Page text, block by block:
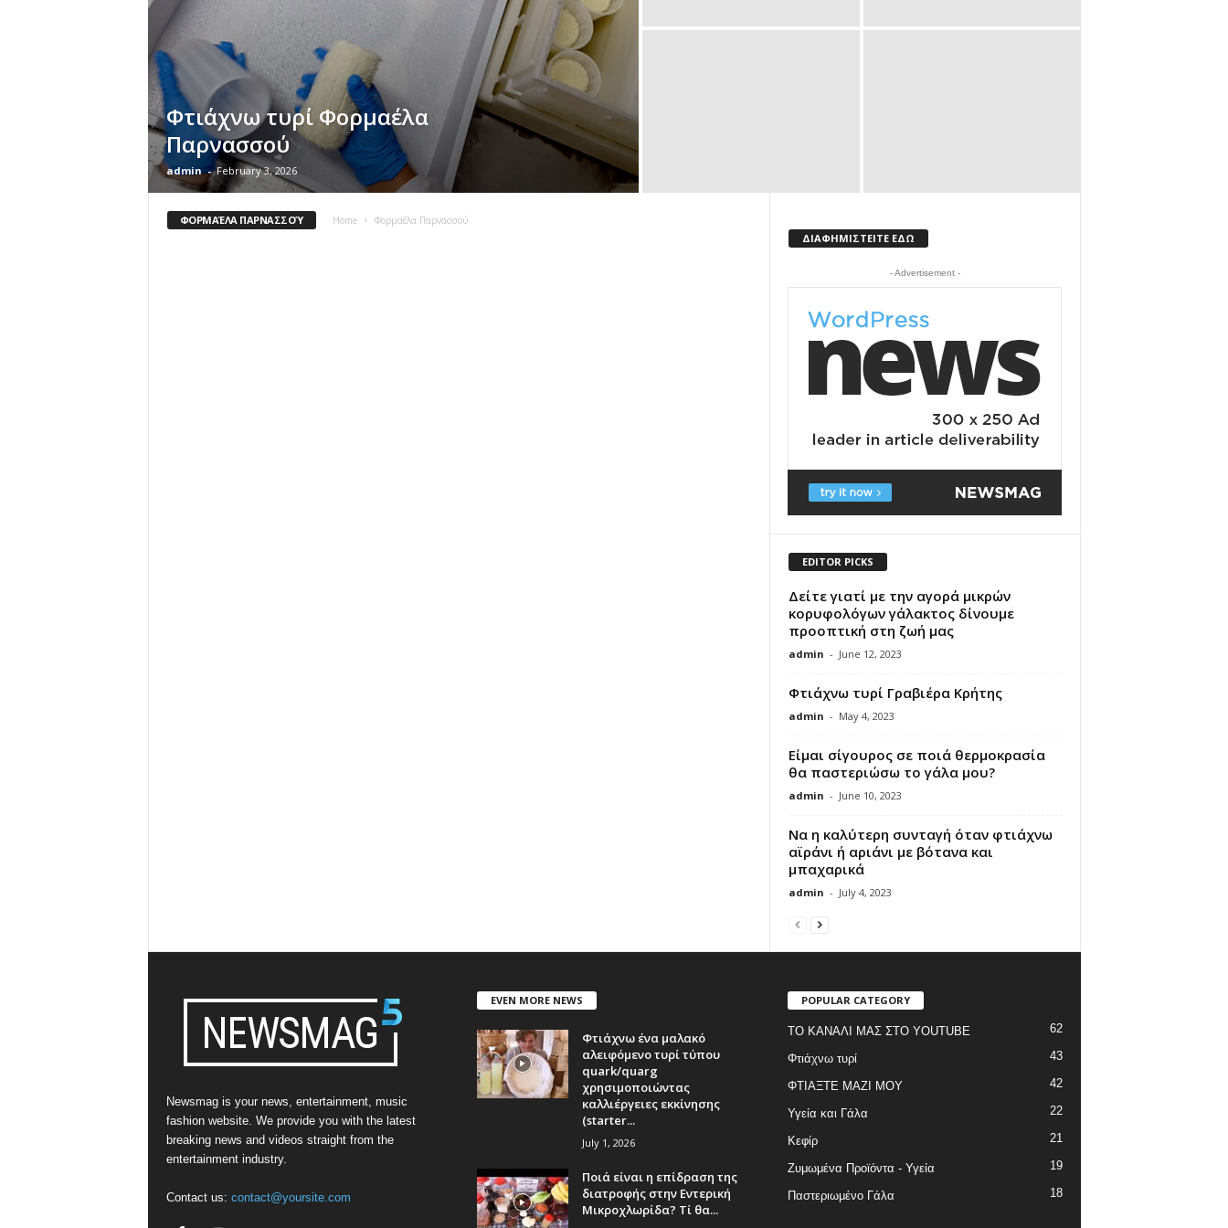
Φτιάχνω τυρί Φορμαέλα
Παρνασσού
admin - February 3, 2026
ΦΟΡΜΑΈΛΑ ΠΑΡΝΑΣΣΟΎ Home Φορμαέλα Παρνασσού
ΔΙΑΦΗΜΙΣΤΕΙΤΕ ΕΔΩ
- Advertisement -
EDITOR PICKS
Δείτε γιατί με την αγορά μικρών
κορυφολόγων γάλακτος δίνουμε
προοπτική στη ζωή μας
admin - June 12, 2023
Φτιάχνω τυρί Γραβιέρα Κρήτης
admin - May 4, 2023
Είμαι σίγουρος σε ποιά θερμοκρασία
θα παστεριώσω το γάλα μου?
admin - June 10, 2023
Να η καλύτερη συνταγή όταν φτιάχνω
αϊράνι ή αριάνι με βότανα και
μπαχαρικά
admin - July 4, 2023
Newsmag is your news, entertainment, music
fashion website. We provide you with the latest
breaking news and videos straight from the
entertainment industry.
Contact us: contact@yoursite.com
EVEN MORE NEWS
Φτιάχνω ένα μαλακό
αλειφόμενο τυρί τύπου
quark/quarg
χρησιμοποιώντας
καλλιέργειες εκκίνησης
(starter...
July 1, 2026
Ποιά είναι η επίδραση της
διατροφής στην Εντερική
Μικροχλωρίδα? Τί θα...
POPULAR CATEGORY
ΤΟ ΚΑΝΑΛΙ ΜΑΣ ΣΤΟ YOUTUBE 62
Φτιάχνω τυρί 43
ΦΤΙΑΞΤΕ ΜΑΖΙ ΜΟΥ 42
Υγεία και Γάλα 22
Κεφίρ 21
Ζυμωμένα Προϊόντα - Υγεία 19
Παστεριωμένο Γάλα 18